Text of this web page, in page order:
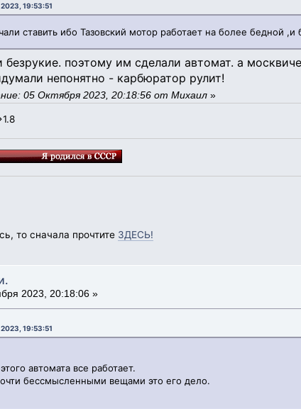
19:53:51
ставить ибо Тазовский мотор работает на более бедной
безрукие. поэтому им сделали автомат. а
непонятно - карбюратор рулит!
05 Октября 2023, 20:18:56 от Михаил »
то сначала прочтите ЗДЕСЬ!
2023, 20:18:06 »
19:53:51
автомата все работает.
бессмысленными вещами это его дело.